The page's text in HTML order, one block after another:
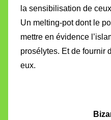
la sensibilisation de
Un melting-pot dont le
mettre en évidence
prosélytes. Et de fournir
eux.